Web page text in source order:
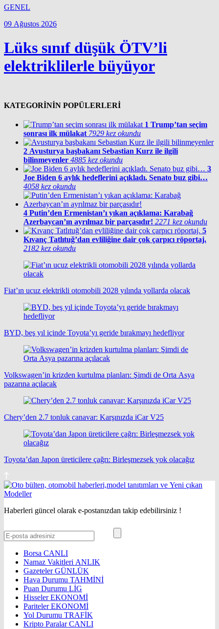
GENEL
09 Ağustos 2026
Lüks sınıf düşük ÖTV’li
elektriklilerle büyüyor
KATEGORİNİN POPÜLERLERİ
1 Trump’tan seçim
sonrası ilk mülakat 7929 kez okundu
2 Avusturya başbakanı Sebastian Kurz ile ilgili
bilinmeyenler 4885 kez okundu
3
Joe Biden 6 aylık hedeflerini açıkladı. Senato buz gibi…
4058 kez okundu
4 Putin’den Ermenistan’ı yıkan açıklama: Karabağ
Azerbaycan’ın ayrılmaz bir parçasıdır! 2271 kez okundu
5
Kıvanç Tatlıtuğ’dan evliliğine dair çok çarpıcı röportaj.
2182 kez okundu
Fiat’ın ucuz elektrikli otomobili 2028 yılında yollarda olacak
BYD, beş yıl içinde Toyota’yı geride bırakmayı hedefliyor
Volkswagen’in krizden kurtulma planları: Şimdi de Orta Asya
pazarına açılacak
Chery’den 2.7 tonluk canavar: Karşınızda iCar V25
Toyota’dan Japon üreticilere çağrı: Birleşmezsek yok olacağız
Haberleri güncel olarak e-postanızdan takip edebilirsiniz !
Borsa CANLI
Namaz Vakitleri ANLIK
GazetelerGÜNLÜK
Hava Durumu TAHMİNİ
Puan Durumu LİG
HisselerEKONOMİ
ParitelerEKONOMİ
Yol Durumu TRAFİK
Kripto ParalarCANLI